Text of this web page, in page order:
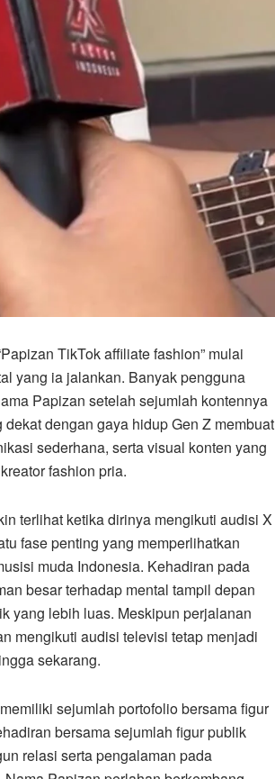
TikTok affiliate fashion” mulai
yang ia jalankan. Banyak pengguna
Papizan setelah sejumlah kontennya
dengan gaya hidup Gen Z membuat
sederhana, serta visual konten yang
fashion pria.
terlihat ketika dirinya mengikuti audisi X
fase penting yang memperlihatkan
muda Indonesia. Kehadiran pada
besar terhadap mental tampil depan
yang lebih luas. Meskipun perjalanan
mengikuti audisi televisi tetap menjadi
sekarang.
sejumlah portofolio bersama figur
bersama sejumlah figur publik
relasi serta pengalaman pada